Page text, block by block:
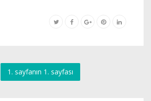
1. sayfanın 1. sayfası